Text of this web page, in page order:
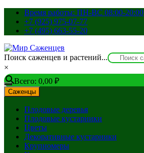
Перейти
содержимому
Время работы: ПН-ВС 08:00-20:00
+7 (925) 975-07-77
+7 (495) 663-55-20
Поиск саженцев и растений...
×
Всего: 0,00 ₽
Саженцы
Плодовые деревья
Плодовые кустарники
Цветы
Декоративные кустарники
Крупномеры